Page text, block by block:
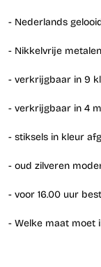
- Nederlands
- Nikkelvrije
- verkrijgbaar in 9
- verkrijgbaar in 4
- stiksels in kleur
- oud zilveren
- voor 16.00 uur
- Welke maat moet